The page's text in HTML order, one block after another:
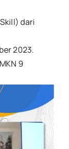
dari
2023.
9